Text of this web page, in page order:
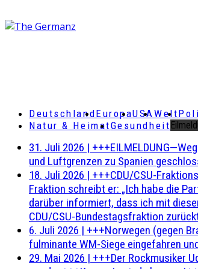
DeutschlandEuropaUSAWelt
Natur & HeimatGesundheit
31. Juli 2026 |
und Luftgrenzen zu Spanien
18. Juli 2026 | +++CDU/CSU-
Fraktion schreibt er: „Ich habe die
darüber informiert, dass ich mit
CDU/CSU-Bundestagsfraktion
6. Juli 2026 | +++Norwegen (gegen
fulminante WM-Siege eingefahren
29. Mai 2026 | +++Der Rockmusiker